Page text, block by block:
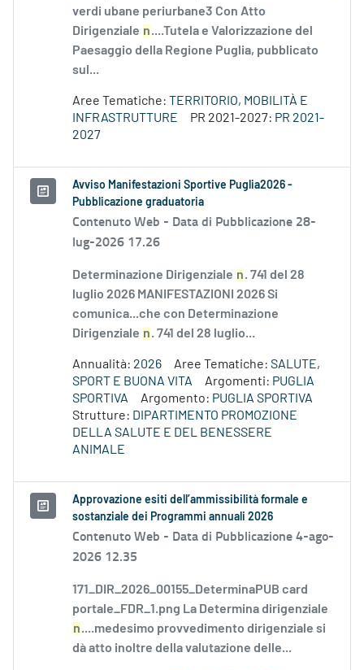
verdi ubane periurbane3 Con Atto
Dirigenziale n....Tutela e Valorizzazione del
Paesaggio della Regione Puglia, pubblicato
sul...
Aree Tematiche: TERRITORIO, MOBILITÀ E
INFRASTRUTTURE
PR 2021-2027: PR 2021-
2027
Avviso Manifestazioni Sportive Puglia2026 -
Pubblicazione graduatoria
Contenuto Web - Data di Pubblicazione 28-
lug-2026 17.26
Determinazione Dirigenziale n. 741 del 28
luglio 2026 MANIFESTAZIONI 2026 Si
comunica...che con Determinazione
Dirigenziale n. 741 del 28 luglio...
Annualità: 2026 Aree Tematiche: SALUTE,
SPORT E BUONA VITA
Argomenti: PUGLIA
SPORTIVA
Argomento: PUGLIA SPORTIVA
Strutture: DIPARTIMENTO PROMOZIONE
DELLA SALUTE E DEL BENESSERE
ANIMALE
Approvazione esiti dell’ammissibilità formale e
sostanziale dei Programmi annuali 2026
Contenuto Web - Data di Pubblicazione 4-ago-
2026 12.35
171_DIR_2026_00155_DeterminaPUB card
portale_FDR_1.png La Determina dirigenziale
n....medesimo provvedimento dirigenziale si
dà atto inoltre della valutazione delle...